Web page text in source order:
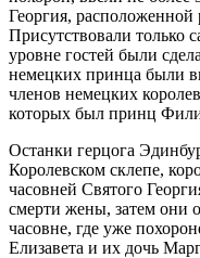
Георгия,
Присутствовали только
уровне гостей были
немецких принца были
членов немецких
которых был принц
Останки герцога
Королевском склепе,
часовней Святого
смерти жены, затем они
часовне, где уже
Елизавета и их дочь